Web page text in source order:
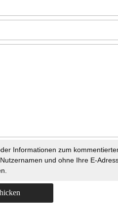
Informationen zum
und ohne Ihre E-